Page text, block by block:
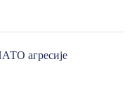
агресије